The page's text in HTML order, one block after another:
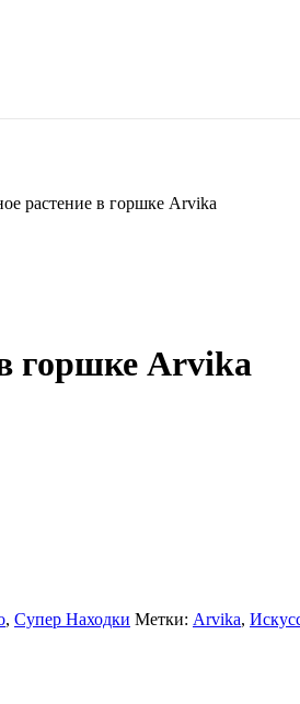
растение в горшке Arvika
горшке Arvika
, Супер Находки Метки: Arvika,